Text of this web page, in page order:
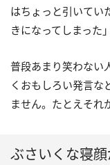
はちょっと引いてい
きになってしまった
普段あまり笑わない
くおもしろい発言な
ません。たとえそれ
ぶさいくな寝